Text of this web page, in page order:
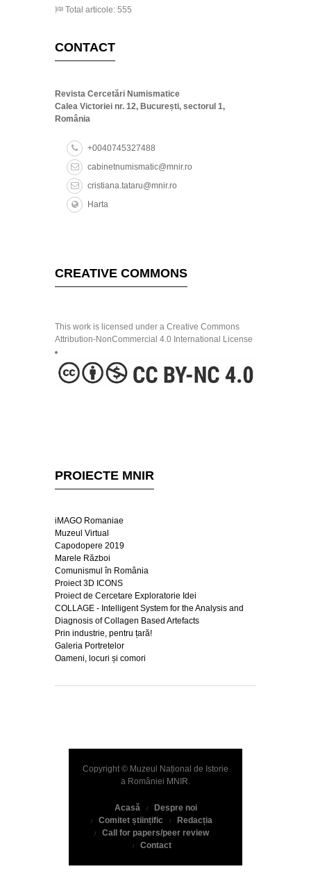
Total articole: 555
CONTACT
Revista Cercetări Numismatice
Calea Victoriei nr. 12, București, sectorul 1,
România
+0040745327488
cabinetnumismatic@mnir.ro
cristiana.tataru@mnir.ro
Harta
CREATIVE COMMONS
This work is licensed under a Creative Commons
Attribution-NonCommercial 4.0 International License
PROIECTE MNIR
iMAGO Romaniae
Muzeul Virtual
Capodopere 2019
Marele Război
Comunismul în România
Proiect 3D ICONS
Proiect de Cercetare Exploratorie Idei
COLLAGE - Intelligent System for the Analysis and
Diagnosis of Collagen Based Artefacts
Prin industrie, pentru țară!
Galeria Portretelor
Oameni, locuri și comori
Copyright © Muzeul Național de Istorie
a României MNIR.
Acasă
Despre noi
Comitet științific
Redacția
Call for papers/peer review
Contact